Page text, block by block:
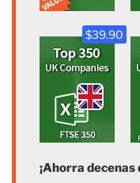
$39.90
¡Ahorra